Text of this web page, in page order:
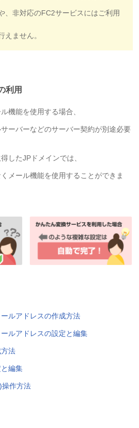
、非対応のFC2サービスにはご利用
えません。
利用
機能を使用する場合、
ーバーなどのサーバー契約が別途必要
したJPドメインでは、
メール機能を使用することができま
ルアドレスの作成方法
ルアドレスの設定と編集
法
編集
操作方法